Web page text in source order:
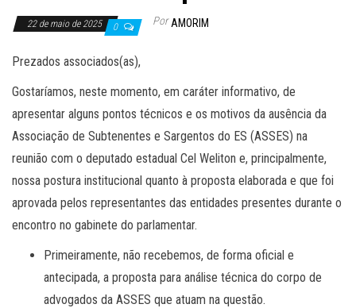
22 de maio de 2025 0 Por AMORIM
Prezados associados(as),
Gostaríamos, neste momento, em caráter informativo, de
apresentar alguns pontos técnicos e os motivos da ausência da
Associação de Subtenentes e Sargentos do ES (ASSES) na
reunião com o deputado estadual Cel Weliton e, principalmente,
nossa postura institucional quanto à proposta elaborada e que foi
aprovada pelos representantes das entidades presentes durante o
encontro no gabinete do parlamentar.
Primeiramente, não recebemos, de forma oficial e
antecipada, a proposta para análise técnica do corpo de
advogados da ASSES que atuam na questão.